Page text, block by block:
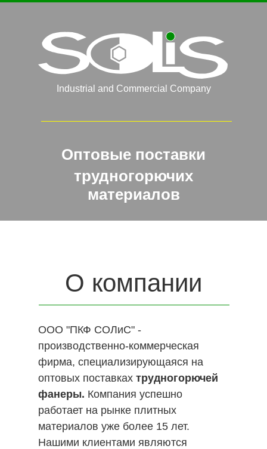
трудногорючих
материалов
Industrial and Commercial Company
Оптовые поставки
О компании
ООО "ПКФ СОЛиС" -
производственно-коммерческая
фирма, специализирующаяся на
оптовых поставках трудногорючей
фанеры. Компания успешно
работает на рынке плитных
материалов уже более 15 лет.
Нашими клиентами являются